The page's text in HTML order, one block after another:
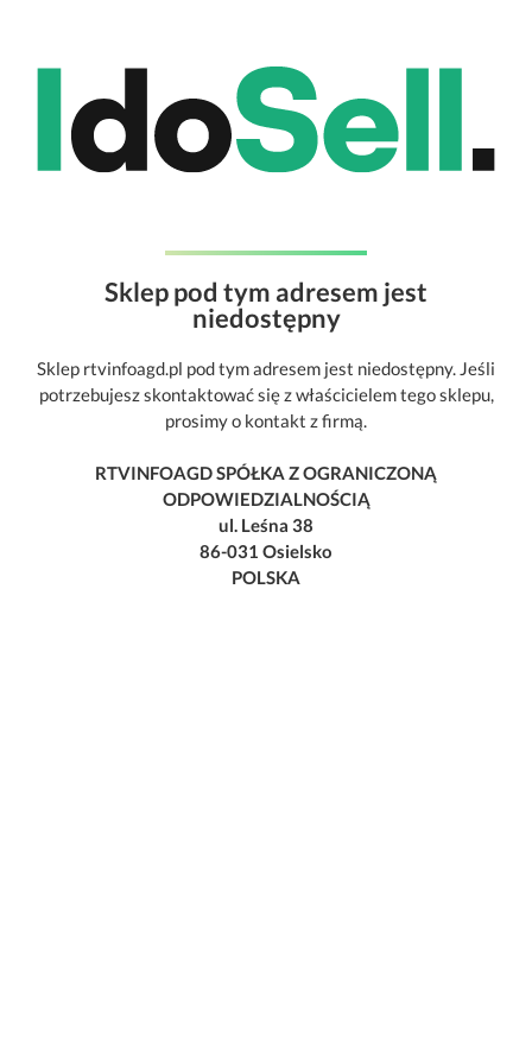
Sklep pod tym adresem jest
niedostępny
Sklep rtvinfoagd.pl pod tym adresem jest niedostępny. Jeśli
potrzebujesz skontaktować się z właścicielem tego sklepu,
prosimy o kontakt z firmą.
RTVINFOAGD SPÓŁKA Z OGRANICZONĄ
ODPOWIEDZIALNOŚCIĄ
ul. Leśna 38
86-031 Osielsko
POLSKA